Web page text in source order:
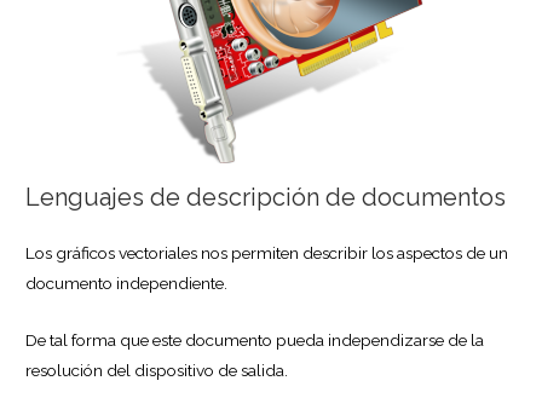
Lenguajes de descripción de documentos
Los gráficos vectoriales nos permiten describir los aspectos de un
documento independiente.
De tal forma que este documento pueda independizarse de la
resolución del dispositivo de salida.